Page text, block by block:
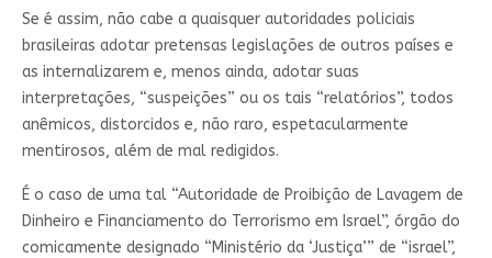
Se é assim, não cabe a quaisquer autoridades policiais
brasileiras adotar pretensas legislações de outros países e
as internalizarem e, menos ainda, adotar suas
interpretações, “suspeições” ou os tais “relatórios”, todos
anêmicos, distorcidos e, não raro, espetacularmente
mentirosos, além de mal redigidos.
É o caso de uma tal “Autoridade de Proibição de Lavagem de
Dinheiro e Financiamento do Terrorismo em Israel”, órgão do
comicamente designado “Ministério da ‘Justiça’” de “israel”,